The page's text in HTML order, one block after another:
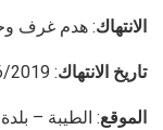
الانتهاك: هدم غرف
تاريخ الانتهاك: 17/06/2019.
الموقع: الطيبة –